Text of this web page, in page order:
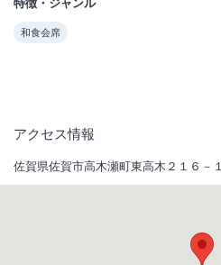
和食会席
アクセス情報
佐賀県佐賀市高木瀬町東高木２１６－１